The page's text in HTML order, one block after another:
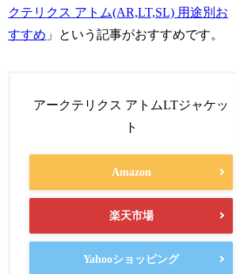
クテリクス アトム(AR,LT,SL) 用途別お
すすめ 」という記事がおすすめです。
アークテリクス アトムLTジャケッ
ト
Amazon
楽天市場
Yahooショッピング